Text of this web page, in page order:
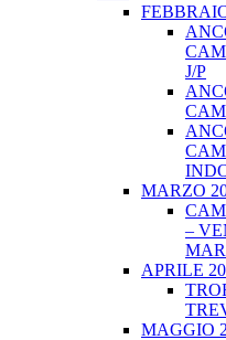
J/P
MARZO
–
APRILE
MAGGIO